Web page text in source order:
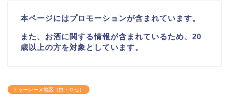
本ページにはプロモーションが含まれています。
また、お酒に関する情報が含まれているため、20
歳以上の方を対象としています。
トゥーレーヌ地区（白・ロゼ）